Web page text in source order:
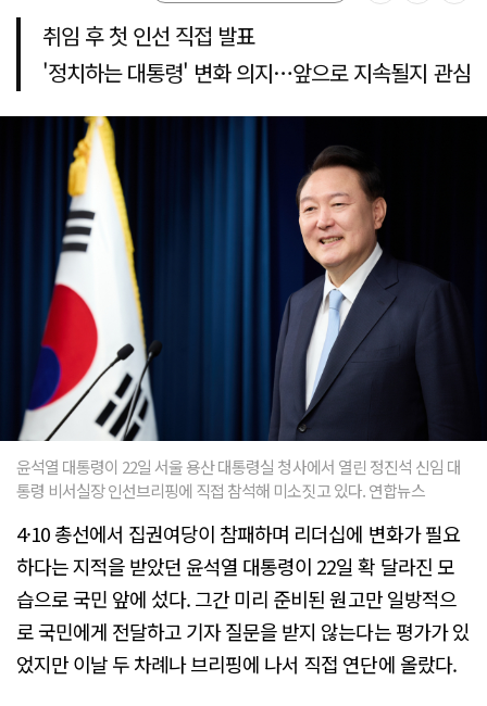
취임 후 첫 인선 직접 발표
'정치하는 대통령' 변화 의지…앞으로 지속될지 관심
윤석열 대통령이 22일 서울 용산 대통령실 청사에서 열린 정진석 신임 대
통령 비서실장 인선브리핑에 직접 참석해 미소짓고 있다. 연합뉴스
4·10 총선에서 집권여당이 참패하며 리더십에 변화가 필요
하다는 지적을 받았던 윤석열 대통령이 22일 확 달라진 모
습으로 국민 앞에 섰다. 그간 미리 준비된 원고만 일방적으
로 국민에게 전달하고 기자 질문을 받지 않는다는 평가가 있
었지만 이날 두 차례나 브리핑에 나서 직접 연단에 올랐다.